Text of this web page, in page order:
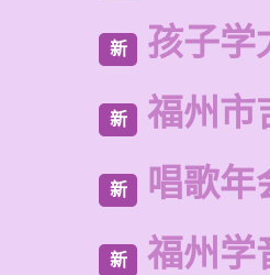
新 孩子学
新 福州市
新 唱歌年
新 福州学